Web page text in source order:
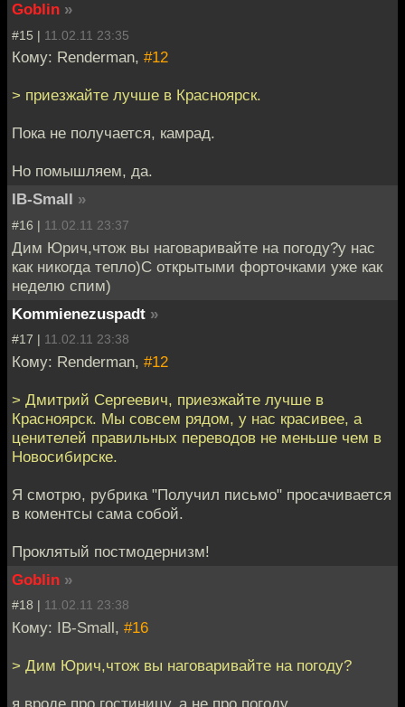
Goblin »
#15 | 11.02.11 23:35
Кому: Renderman, #12
> приезжайте лучше в Красноярск.
Пока не получается, камрад.
Но помышляем, да.
IB-Small »
#16 | 11.02.11 23:37
Дим Юрич,чтож вы наговаривайте на погоду?у нас
как никогда тепло)С открытыми форточками уже как
неделю спим)
Kommienezuspadt »
#17 | 11.02.11 23:38
Кому: Renderman, #12
> Дмитрий Сергеевич, приезжайте лучше в
Красноярск. Мы совсем рядом, у нас красивее, а
ценителей правильных переводов не меньше чем в
Новосибирске.
Я смотрю, рубрика "Получил письмо" просачивается
в коментсы сама собой.
Проклятый постмодернизм!
Goblin »
#18 | 11.02.11 23:38
Кому: IB-Small, #16
> Дим Юрич,чтож вы наговаривайте на погоду?
я вроде про гостиницу, а не про погоду